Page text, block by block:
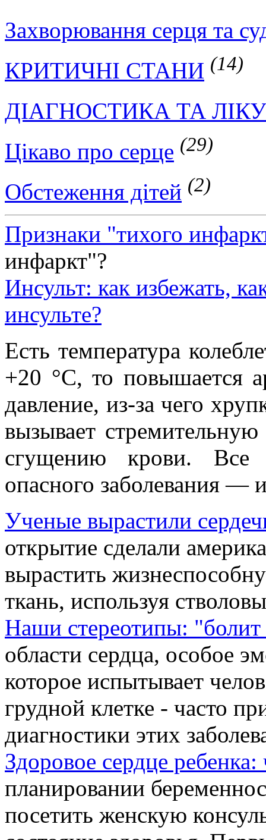
Захворювання серця та
КРИТИЧНІ СТАНИ (14)
ДІАГНОСТИКА ТА
Цікаво про серце (29)
Обстеження дітей (2)
Признаки "тихого
инфаркт"?
Инсульт: как избежать,
инсульте?
Есть температура
+20 °С, то повышается
давление, из-за чего
вызывает
сгущению крови. Все
опасного заболевания —
Ученые вырастили
открытие сделали
вырастить
ткань, используя
Наши стереотипы: "болит
области сердца, особое
которое испытывает
грудной клетке - часто
диагностики этих
Здоровое сердце ребенка:
планировании
посетить женскую